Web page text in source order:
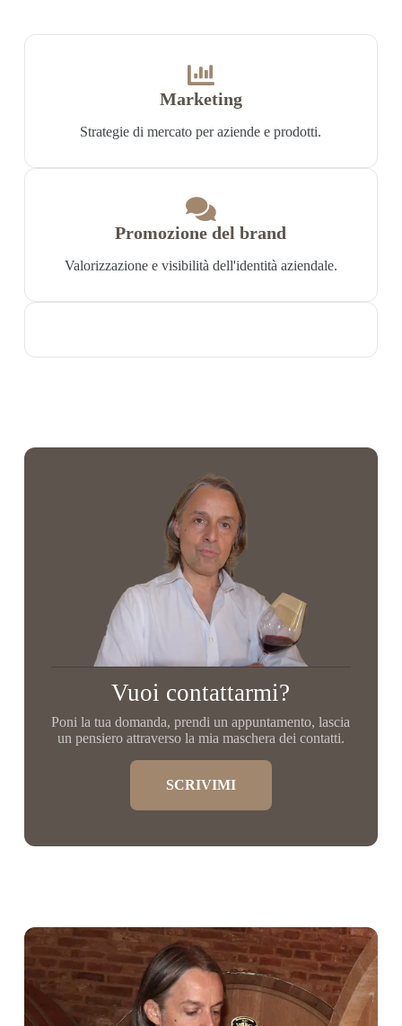
Marketing
Strategie di mercato per aziende e prodotti.
Promozione del brand
Valorizzazione e visibilità dell'identità aziendale.
Vuoi contattarmi?
Poni la tua domanda, prendi un appuntamento, lascia
un pensiero attraverso la mia maschera dei contatti.
SCRIVIMI